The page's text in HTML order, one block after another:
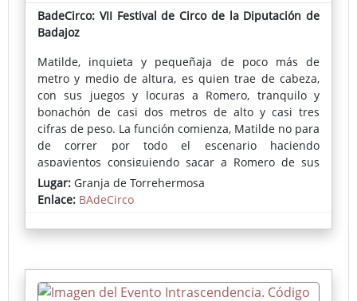
BadeCirco: VII Festival de Circo de la Diputación de
Badajoz
Matilde, inquieta y pequeñaja de poco más de
metro y medio de altura, es quien trae de cabeza,
con sus juegos y locuras a Romero, tranquilo y
bonachón de casi dos metros de alto y casi tres
cifras de peso. La función comienza, Matilde no para
de correr por todo el escenario haciendo
aspavientos consiguiendo sacar a Romero de sus
casillas y provocando por consecuencia las risas del
púbico. Un espectáculo de teatro de calle en el que
Lugar: Granja de Torrehermosa
Enlace: BAdeCirco